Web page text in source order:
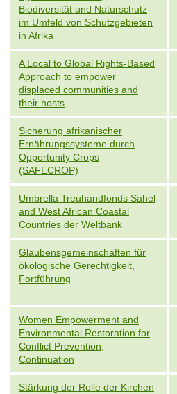
Biodiversität und Naturschutz
im Umfeld von Schutzgebieten
in Afrika
A Local to Global Rights-Based
Approach to empower
displaced communities and
their hosts
Sicherung afrikanischer
Ernährungssysteme durch
Opportunity Crops
(SAFECROP)
Umbrella Treuhandfonds Sahel
and West African Coastal
Countries der Weltbank
Glaubensgemeinschaften für
ökologische Gerechtigkeit,
Fortführung
Women Empowerment and
Environmental Restoration for
Conflict Prevention,
Continuation
Stärkung der Rolle der Kirchen